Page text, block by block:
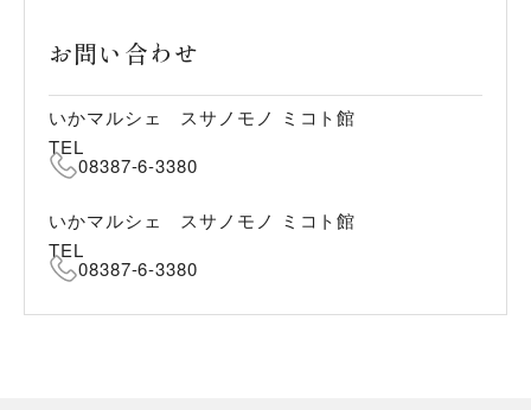
お問い合わせ
いかマルシェ スサノモノ ミコト館
TEL
08387-6-3380
いかマルシェ スサノモノ ミコト館
TEL
08387-6-3380